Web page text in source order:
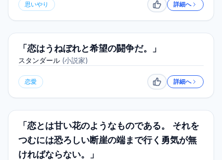
思いやり いいね詳細へ
「恋はうねぼれと希望の闘争だ。」
スタンダール (小説家)
恋愛 いいね詳細へ
「恋とは甘い花のようなものである。 それを
つむには恐ろしい断崖の端まで行く勇気が無
ければならない。」